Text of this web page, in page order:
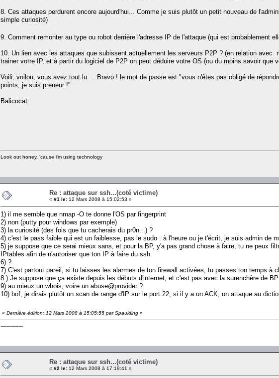
8. Ces attaques perdurent encore aujourd'hui... Comme je suis plutôt un petit nouveau de
simple curiosité)
9. Comment remonter au type ou robot derrière l'adresse IP de l'attaque (qui est probablement
10. Un lien avec les attaques que subissent actuellement les serveurs P2P ? (en relation
trainer votre IP, et à partir du logiciel de P2P on peut déduire votre OS (ou du moins savoir que
Voili, voilou, vous avez tout lu ... Bravo ! le mot de passe est "vous n'êtes pas obligé de
points, je suis preneur !"
Balicocat
Look out honey, 'cause i'm using technology
Re : attaque sur ssh...(coté victime)
« #1 le: 12 Mars 2008 à 15:02:53 »
1) il me semble que nmap -O te donne l'OS par fingerprint
2) non (putty pour windows par exemple)
3) la curiosité (des fois que tu cacherais du pr0n...) ?
4) c'est le pass faible qui est un faiblesse, pas le sudo : à l'heure ou je t'écrit, je suis admin de
5) je suppose que ce serai mieux sans, et pour la BP, y'a pas grand chose à faire, tu ne peux
IPtables afin de n'autoriser que ton IP à faire du ssh.
6) ?
7) C'est partout pareil, si tu laisses les alarmes de ton firewall activées, tu passes ton temps à
8 ) Je suppose que ça existe depuis les débuts d'internet, et c'est pas avec la surenchère de
9) au mieux un whois, voire un abuse@provider ?
10) bof, je dirais plutôt un scan de range d'IP sur le port 22, si il y a un ACK, on attaque au
« Dernière édition: 12 Mars 2008 à 15:05:55 par Spaulding »
---------------
Re : attaque sur ssh...(coté victime)
« #2 le: 12 Mars 2008 à 17:19:41 »